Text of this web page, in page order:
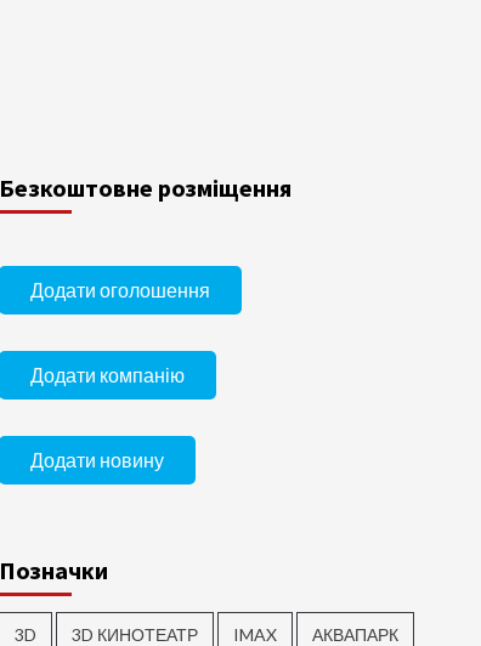
Безкоштовне розміщення
Додати оголошення
Додати компанію
Додати новину
Позначки
3D 3D КИНОТЕАТР IMAX АКВАПАРК